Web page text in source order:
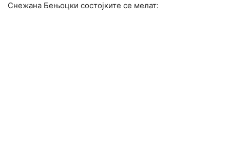
Снежана Бењоцки состојките се мелат: